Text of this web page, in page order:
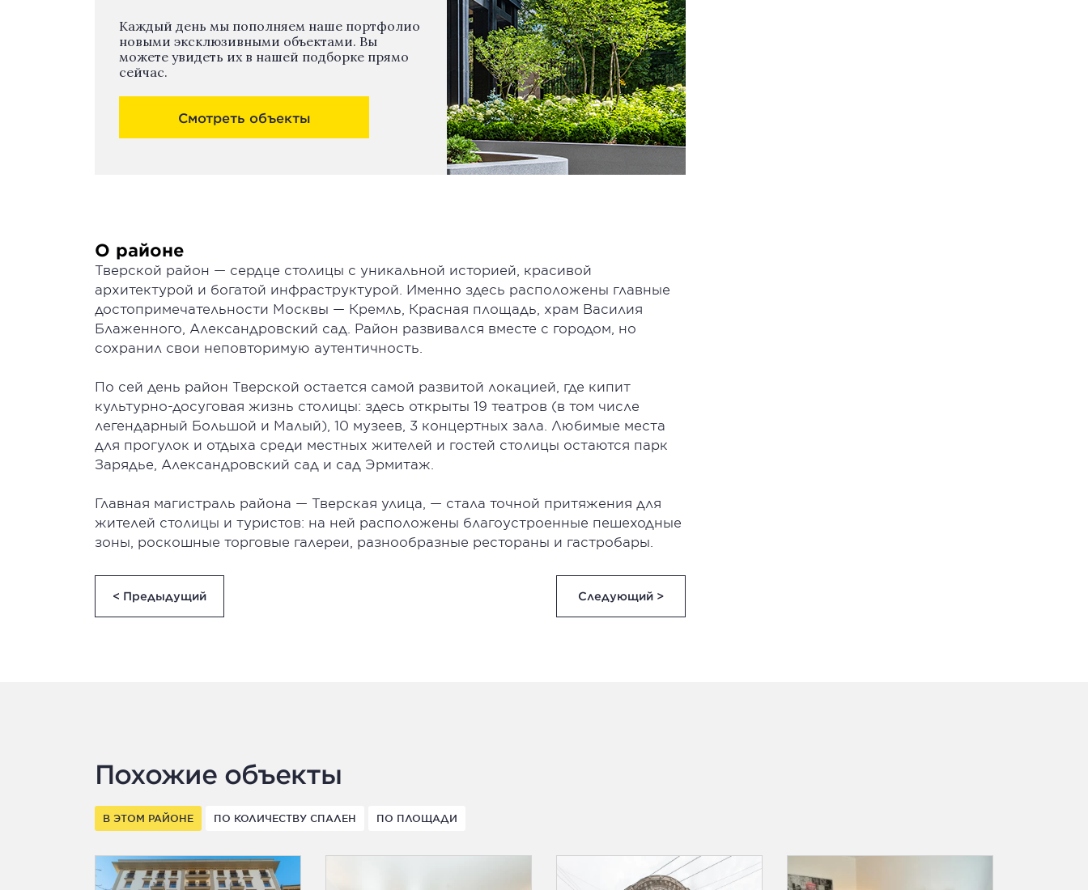
Каждый день мы пополняем наше портфолио
новыми эксклюзивными объектами. Вы
можете увидеть их в нашей подборке прямо
сейчас.
Смотреть объекты
О районе
Тверской район — сердце столицы с уникальной историей, красивой
архитектурой и богатой инфраструктурой. Именно здесь расположены главные
достопримечательности Москвы — Кремль, Красная площадь, храм Василия
Блаженного, Александровский сад. Район развивался вместе с городом, но
сохранил свои неповторимую аутентичность.
По сей день район Тверской остается самой развитой локацией, где кипит
культурно-досуговая жизнь столицы: здесь открыты 19 театров (в том числе
легендарный Большой и Малый), 10 музеев, 3 концертных зала. Любимые места
для прогулок и отдыха среди местных жителей и гостей столицы остаются парк
Зарядье, Александровский сад и сад Эрмитаж.
Главная магистраль района — Тверская улица, — стала точной притяжения для
жителей столицы и туристов: на ней расположены благоустроенные пешеходные
зоны, роскошные торговые галереи, разнообразные рестораны и гастробары.
< Предыдущий Следующий >
Похожие объекты
В ЭТОМ РАЙОНЕ ПО КОЛИЧЕСТВУ СПАЛЕН ПО ПЛОЩАДИ